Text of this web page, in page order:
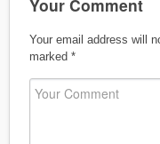
Your Comment
Your email address will
marked *